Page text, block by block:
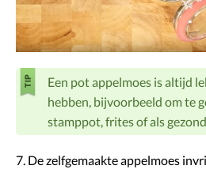
Een pot appelmoes is altijd
hebben, bijvoorbeeld om te
stamppot, frites of als
7. De zelfgemaakte appelmoes